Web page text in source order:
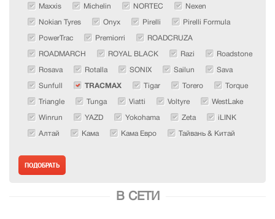
Maxxis Michelin NORTEC Nexen
Nokian Tyres Onyx Pirelli Pirelli Formula
PowerTrac Premiorri ROADCRUZA
ROADMARCH ROYAL BLACK Razi Roadstone
Rosava Rotalla SONIX Sailun Sava
Sunfull TRACMAX Tigar Torero Torque
Triangle Tunga Viatti Voltyre WestLake
Winrun YAZD Yokohama Zeta iLINK
Алтай Кама Кама Евро Тайвань & Китай
В СЕТИ